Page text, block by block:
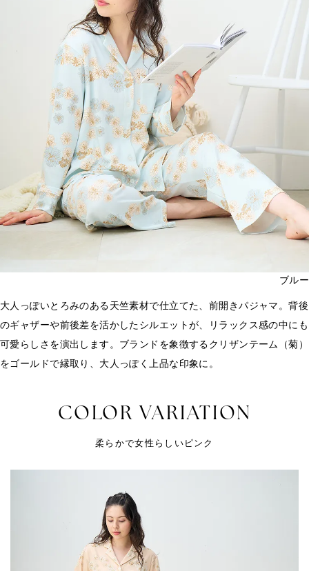
ブルー
大人っぽいとろみのある天竺素材で仕立てた、前開きパジャマ。背後
のギャザーや前後差を活かしたシルエットが、リラックス感の中にも
可愛らしさを演出します。ブランドを象徴するクリザンテーム（菊）
をゴールドで縁取り、大人っぽく上品な印象に。
COLOR VARIATION
柔らかで女性らしいピンク